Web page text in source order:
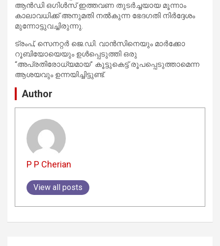
ആൻഡി ഒഗിൾസ് ഇത്തവണ തുടർച്ചയായ മൂന്നാം
കാലാവധിക്ക് അനുമതി നൽകുന്ന ഭേദഗതി നിർദ്ദേശം
മുന്നോട്ടുവച്ചിരുന്നു.
ട്രംപ്, സെനറ്റർ ജെ.ഡി. വാൻസിനെയും മാർക്കോ
റൂബിയോയെയും ഉൾപ്പെടുത്തി ഒരു
“അപ്രതിരോധ്യമായ” കൂട്ടുകെട്ട് രൂപപ്പെടുത്താമെന്ന
ആശയവും ഉന്നയിച്ചിട്ടുണ്ട്.
Author
P P Cherian
View all posts